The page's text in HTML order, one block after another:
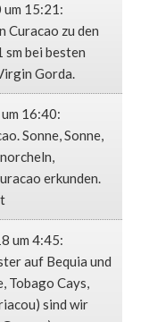
um 15:21:
Curacao zu den
bei besten
Gorda.
um 16:40:
Sonne, Sonne,
erkunden.
um 4:45:
auf Bequia und
Tobago Cays,
sind wir